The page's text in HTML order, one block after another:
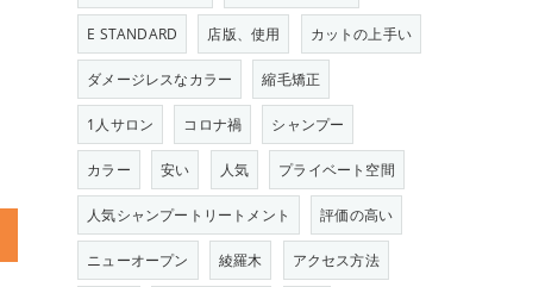
E STANDARD 店版、使用 カットの上手い
ダメージレスなカラー 縮毛矯正
1人サロン コロナ禍 シャンプー
カラー 安い 人気 プライベート空間
人気シャンプートリートメント 評価の高い
ニューオープン 綾羅木 アクセス方法